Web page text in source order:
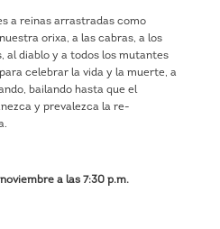
a reinas arrastradas como
orixa, a las cabras, a los
al diablo y a todos los mutantes
celebrar la vida y la muerte, a
bailando hasta que el
y prevalezca la re-
a las 7:30 p.m.